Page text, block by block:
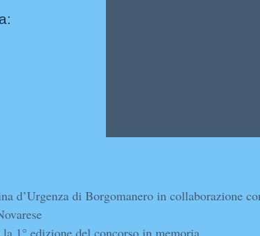
d’Urgenza di Borgomanero in collaborazione
1° edizione del concorso in memoria